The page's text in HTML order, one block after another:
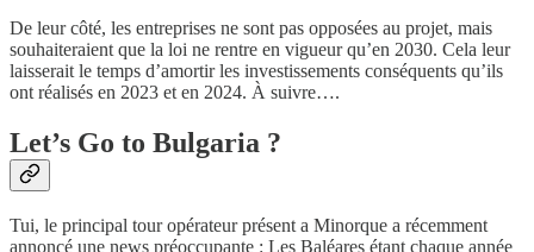
De leur côté, les entreprises ne sont pas opposées au projet, mais
souhaiteraient que la loi ne rentre en vigueur qu’en 2030. Cela leur
laisserait le temps d’amortir les investissements conséquents qu’ils
ont réalisés en 2023 et en 2024. À suivre….
Let’s Go to Bulgaria ?
Tui, le principal tour opérateur présent a Minorque a récemment
annoncé une news préoccupante : Les Baléares étant chaque année